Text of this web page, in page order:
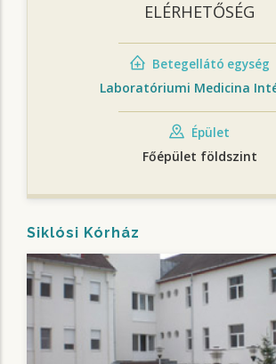
ELÉRHETŐSÉG
Betegellátó egység
Laboratóriumi Medicina
Épület
Főépület földszint
Siklósi Kórház